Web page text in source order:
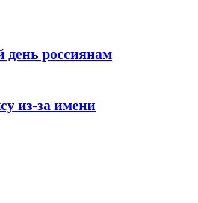
день россиянам
из-за имени